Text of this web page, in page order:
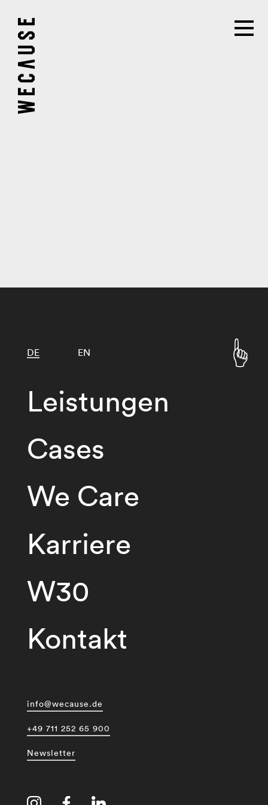
Leistungen
Cases
We Care
Karriere
W30
Kontakt
DE EN
info@wecause.de
+49 711 252 65 900
Newsletter